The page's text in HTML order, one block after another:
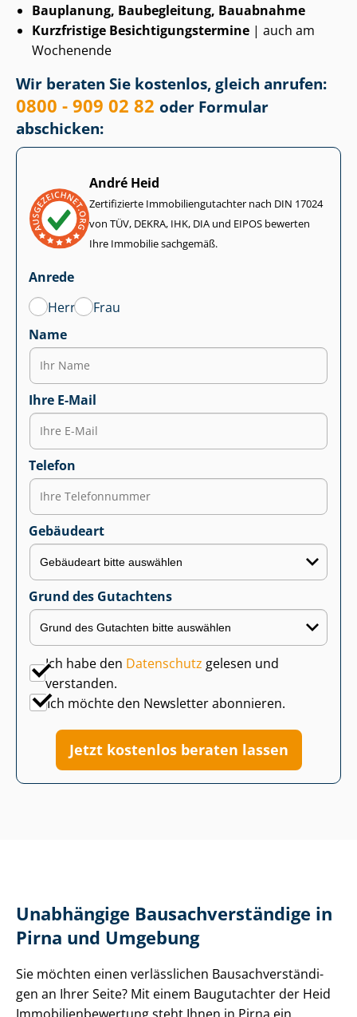
Bauplanung, Baubegleitung, Bauabnahme
Kurzfristige Be­sich­ti­gungs­ter­mi­ne | auch am
Wochenende
Wir beraten Sie kostenlos, gleich anrufen:
0800 - 909 02 82 oder Formular
abschicken:
André Heid
Zertifizierte Im­mo­bi­li­en­gut­ach­ter nach DIN 17024
von TÜV, DEKRA, IHK, DIA und EIPOS bewerten
Ihre Immobilie sachgemäß.
Anrede
Herr
Frau
Name
Ihre E-Mail
Telefon
Gebäudeart
Grund des Gutachtens
Ich habe den Datenschutz gelesen und
verstanden.
Ich möchte den Newsletter abonnieren.
Jetzt kostenlos beraten lassen
Unabhängige Bau­sach­ver­stän­di­ge in
Pirna und Umgebung
Sie möchten einen verlässlichen Bau­sach­ver­stän­di­
gen an Ihrer Seite? Mit einem Baugutachter der Heid